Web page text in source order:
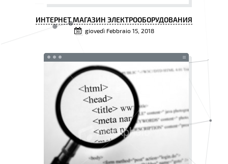
ИНТЕРНЕТ МАГАЗИН ЭЛЕКТРООБОРУДОВАНИЯ
giovedì Febbraio 15, 2018